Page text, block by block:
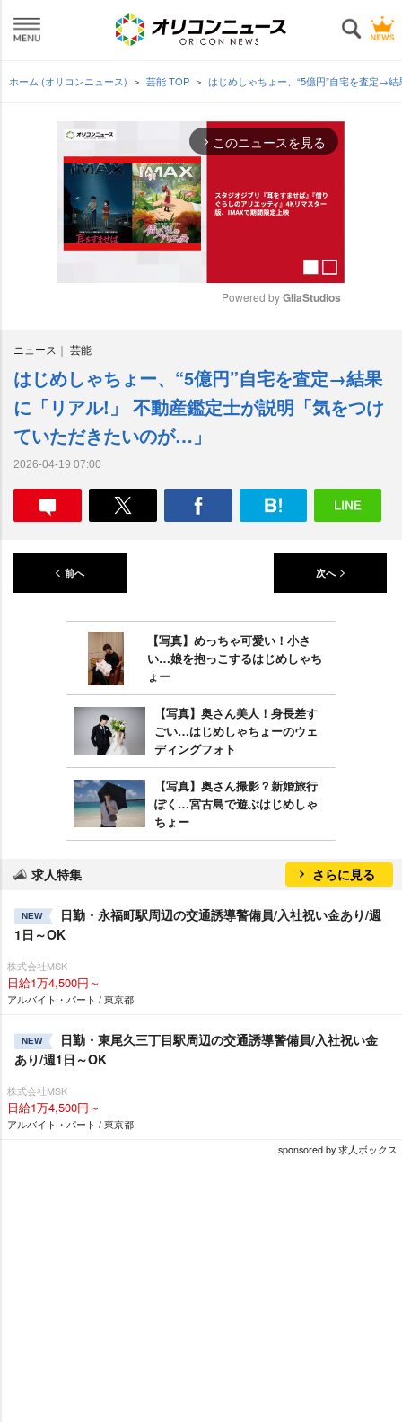
ホーム (オリコンニュース) 芸能 TOP はじめしゃちょー、“5億円”自宅を査定→
arrow_forward_ios このニュースを見る
t
e
Powered by GliaStudios
ニュース 芸能
はじめしゃちょー、“5億円”自宅を査定→結果
に「リアル!」 不動産鑑定士が説明「気をつけ
ていただきたいのが…」
2026-04-19 07:00
前へ 次へ
【写真】めっちゃ可愛い！小さ
い…娘を抱っこするはじめしゃち
ょー
【写真】奥さん美人！身長差す
ごい…はじめしゃちょーのウェ
ディングフォト
【写真】奥さん撮影？新婚旅行
ぽく…宮古島で遊ぶはじめしゃ
ちょー
求人特集 さらに見る
NEW
日勤・永福町駅周辺の交通誘導警備員/入社祝い金あり/週
1日～OK
株式会社MSK
日給1万4,500円～
アルバイト・パート / 東京都
NEW
日勤・東尾久三丁目駅周辺の交通誘導警備員/入社祝い金
あり/週1日～OK
株式会社MSK
日給1万4,500円～
アルバイト・パート / 東京都
sponsored by 求人ボックス